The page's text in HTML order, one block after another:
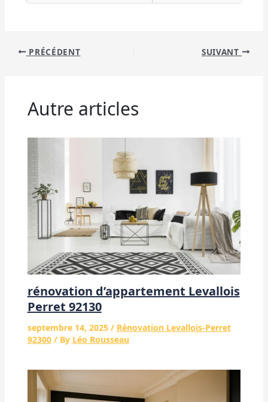
PRÉCÉDENT SUIVANT
Autre articles
rénovation d’appartement Levallois
Perret 92130
septembre 14, 2025 / Rénovation Levallois-Perret
92300/ By Léo Rousseau